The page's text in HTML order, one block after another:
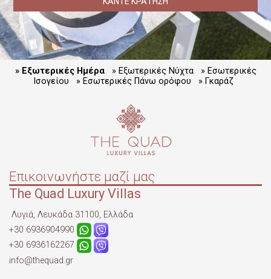
» Εξωτερικές Ημέρα » Εξωτερικές Νύχτα
» Εσωτερικές
Ισογείου
» Εσωτερικές Πάνω ορόφου » Γκαράζ
Επικοινωνήστε μαζί μας
The Quad Luxury Villas
Λυγιά, Λευκάδα 31100, Ελλάδα
+30 6936904990
+30 6936162267
info@thequad.gr